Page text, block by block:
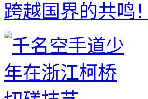
跨越国界的共鸣